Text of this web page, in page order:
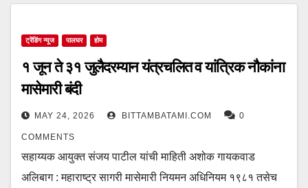
ट्रेंडिंग न्यूज पालघर होम
१ जून ते ३१ जुलैदरम्यान यंत्रचलित व यांत्रिक नौकांना
मासेमारी बंदी
MAY 24, 2026 BITTAMBATAMI.COM 0
COMMENTS
सहाय्यक आयुक्त संजय पाटील यांची माहिती अशोक गायकवाड
अलिबाग : महाराष्ट्र सागरी मासेमारी नियमन अधिनियम १९८१ तसेच